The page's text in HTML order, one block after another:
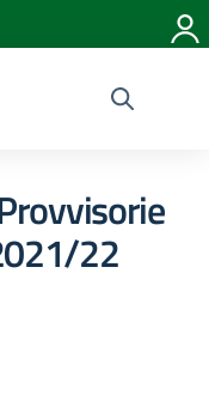
22